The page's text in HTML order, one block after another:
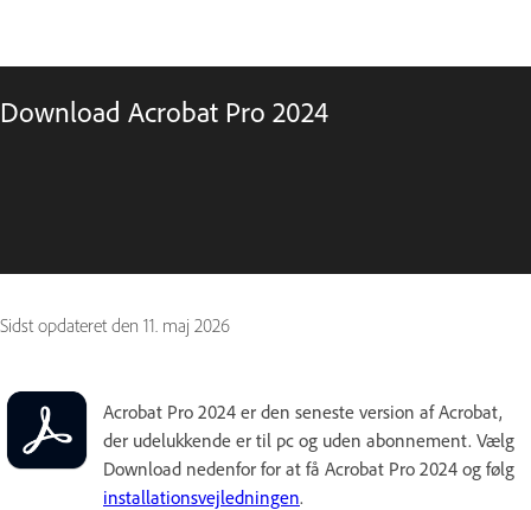
Download Acrobat Pro 2024
Sidst opdateret den 11. maj 2026
Acrobat Pro 2024 er den seneste version af Acrobat,
der udelukkende er til pc og uden abonnement. Vælg
Download nedenfor for at få Acrobat Pro 2024 og følg
installationsvejledningen.